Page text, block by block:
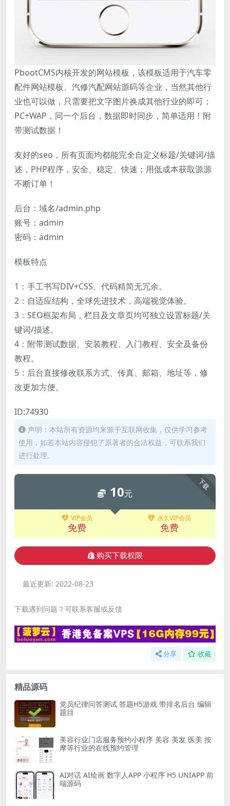
PbootCMS内核开发的网站模板，该模板适用于汽车零
配件网站模板、汽修汽配网站源码等企业，当然其他行
业也可以做，只需要把文字图片换成其他行业的即可；
PC+WAP，同一个后台，数据即时同步，简单适用！附
带测试数据！
友好的seo，所有页面均都能完全自定义标题/关键词/描
述，PHP程序，安全、稳定、快速；用低成本获取源源
不断订单！
后台：域名/admin.php
账号：admin
密码：admin
模板特点
1：手工书写DIV+CSS、代码精简无冗余。
2：自适应结构，全球先进技术，高端视觉体验。
3：SEO框架布局，栏目及文章页均可独立设置标题/关
键词/描述。
4：附带测试数据、安装教程、入门教程、安全及备份
教程。
5：后台直接修改联系方式、传真、邮箱、地址等，修
改更加方便。
ID:74930
声明：本站所有资源均来源于互联网收集，仅供学习参考
使用，如若本站内容侵犯了原著者的合法权益，可联系我们
进行处理。
下载
10元
VIP会员
免费
永久VIP会员
免费
购买下载权限
最近更新: 2022-08-23
下载遇到问题？可联系客服或反馈
分享 收藏
精品源码
党员纪律问答测试 答题H5游戏 带排名后台 编辑
题目
美容行业门店服务预约小程序 美容 美发 医美 按
摩等行业的在线预约管理
AI对话 AI绘画 数字人APP 小程序 H5 UNIAPP 前
端源码